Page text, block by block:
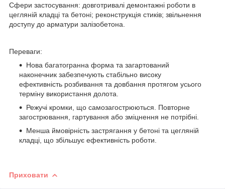
Сфери застосування: довготривалі демонтажні роботи в
цегляній кладці та бетоні; реконструкція стиків; звільнення
доступу до арматури залізобетона.
Переваги:
Нова багатогранна форма та загартований
наконечник забезпечують стабільно високу
ефективність розбивання та довбання протягом усього
терміну використання долота.
Режучі кромки, що самозагострюються. Повторне
загострювання, гартування або зміцнення не потрібні.
Менша ймовірність застрягання у бетоні та цегляній
кладці, що збільшує ефективність роботи.
Приховати